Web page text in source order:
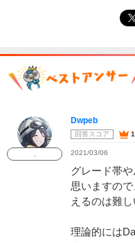
Dwpeb
回答スコア 1
2021/03/06
グレード帯
思いますの
えるのは難し
理論的には